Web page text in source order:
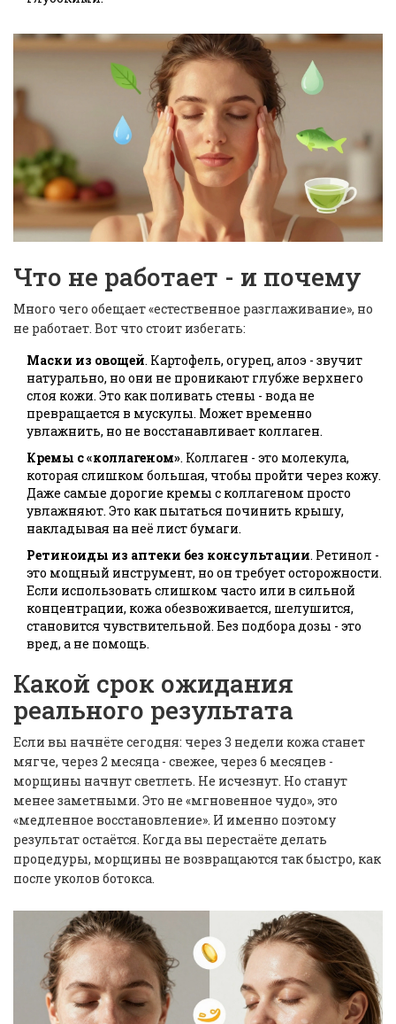
Что не работает - и почему
Много чего обещает «естественное разглаживание», но
не работает. Вот что стоит избегать:
Маски из овощей. Картофель, огурец, алоэ - звучит
натурально, но они не проникают глубже верхнего
слоя кожи. Это как поливать стены - вода не
превращается в мускулы. Может временно
увлажнить, но не восстанавливает коллаген.
Кремы с «коллагеном». Коллаген - это молекула,
которая слишком большая, чтобы пройти через кожу.
Даже самые дорогие кремы с коллагеном просто
увлажняют. Это как пытаться починить крышу,
накладывая на неё лист бумаги.
Ретиноиды из аптеки без консультации. Ретинол -
это мощный инструмент, но он требует осторожности.
Если использовать слишком часто или в сильной
концентрации, кожа обезвоживается, шелушится,
становится чувствительной. Без подбора дозы - это
вред, а не помощь.
Какой срок ожидания
реального результата
Если вы начнёте сегодня: через 3 недели кожа станет
мягче, через 2 месяца - свежее, через 6 месяцев -
морщины начнут светлеть. Не исчезнут. Но станут
менее заметными. Это не «мгновенное чудо», это
«медленное восстановление». И именно поэтому
результат остаётся. Когда вы перестаёте делать
процедуры, морщины не возвращаются так быстро, как
после уколов ботокса.